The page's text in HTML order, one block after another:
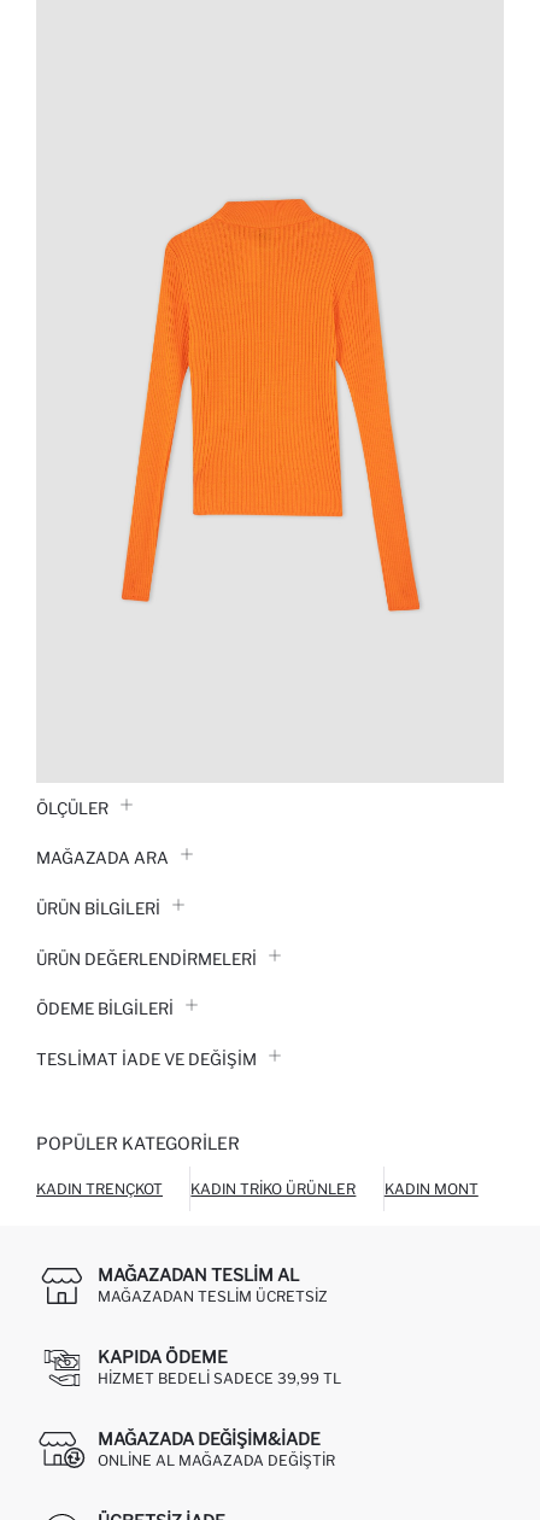
ÖLÇÜLER
MAĞAZADA ARA
ÜRÜN BILGILERI
ÜRÜN DEĞERLENDİRMELERİ
ÖDEME BİLGİLERİ
TESLIMAT İADE VE DEĞIŞIM
POPÜLER KATEGORILER
KADIN TRENÇKOT KADIN TRIKO ÜRÜNLER KADIN MONT
MAĞAZADAN TESLIM AL
MAĞAZADAN TESLIM ÜCRETSIZ
KAPIDA ÖDEME
HIZMET BEDELI SADECE 39,99 TL
MAĞAZADA DEĞIŞIM&İADE
ONLINE AL MAĞAZADA DEĞIŞTIR